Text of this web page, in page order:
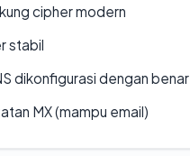
cipher modern
stabil
dikonfigurasi dengan benar
MX (mampu email)